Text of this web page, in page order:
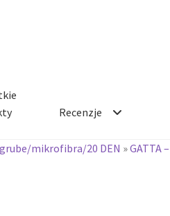
Recenzje
mikrofibra/20 DEN »GATTA